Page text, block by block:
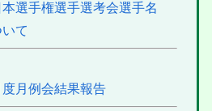
本選手権選手選考会選手名
て
度月例会結果報告